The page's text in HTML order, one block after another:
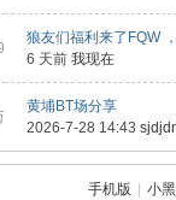
狼友们福利来了FQW
6 天前 我现在
黄埔BT场分享
2026-7-28 14:43
手机版 小